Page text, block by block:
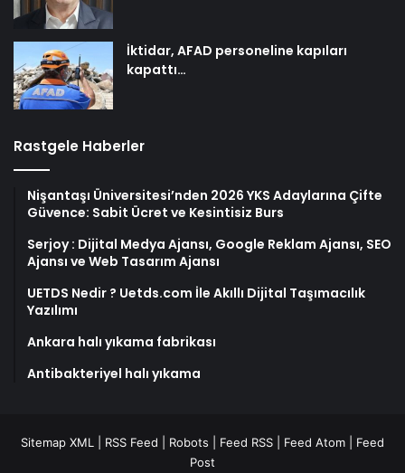
İktidar, AFAD personeline kapıları
kapattı…
Rastgele Haberler
Nişantaşı Üniversitesi’nden 2026 YKS Adaylarına Çifte
Güvence: Sabit Ücret ve Kesintisiz Burs
Serjoy : Dijital Medya Ajansı, Google Reklam Ajansı, SEO
Ajansı ve Web Tasarım Ajansı
UETDS Nedir ? Uetds.com İle Akıllı Dijital Taşımacılık
Yazılımı
Ankara halı yıkama fabrikası
Antibakteriyel halı yıkama
Sitemap XML RSS Feed Robots Feed RSS Feed Atom
Feed
Post